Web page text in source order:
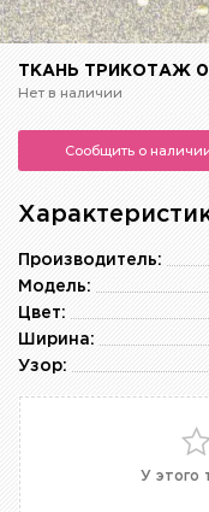
ТКАНЬ ТРИКОТАЖ
Нет в наличии
Сообщить о
Производитель:
Модель:
Цвет:
Ширина:
Узор:
У этого